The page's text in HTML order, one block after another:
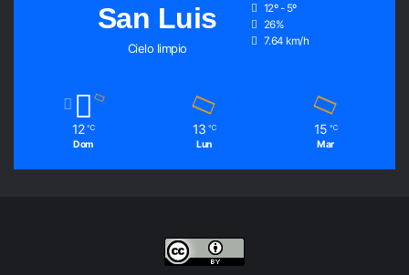
San Luis
Cielo limpio
12º - 5º
26%
7.64 km/h
12 ℃
Dom
13 ℃
Lun
15 ℃
Mar